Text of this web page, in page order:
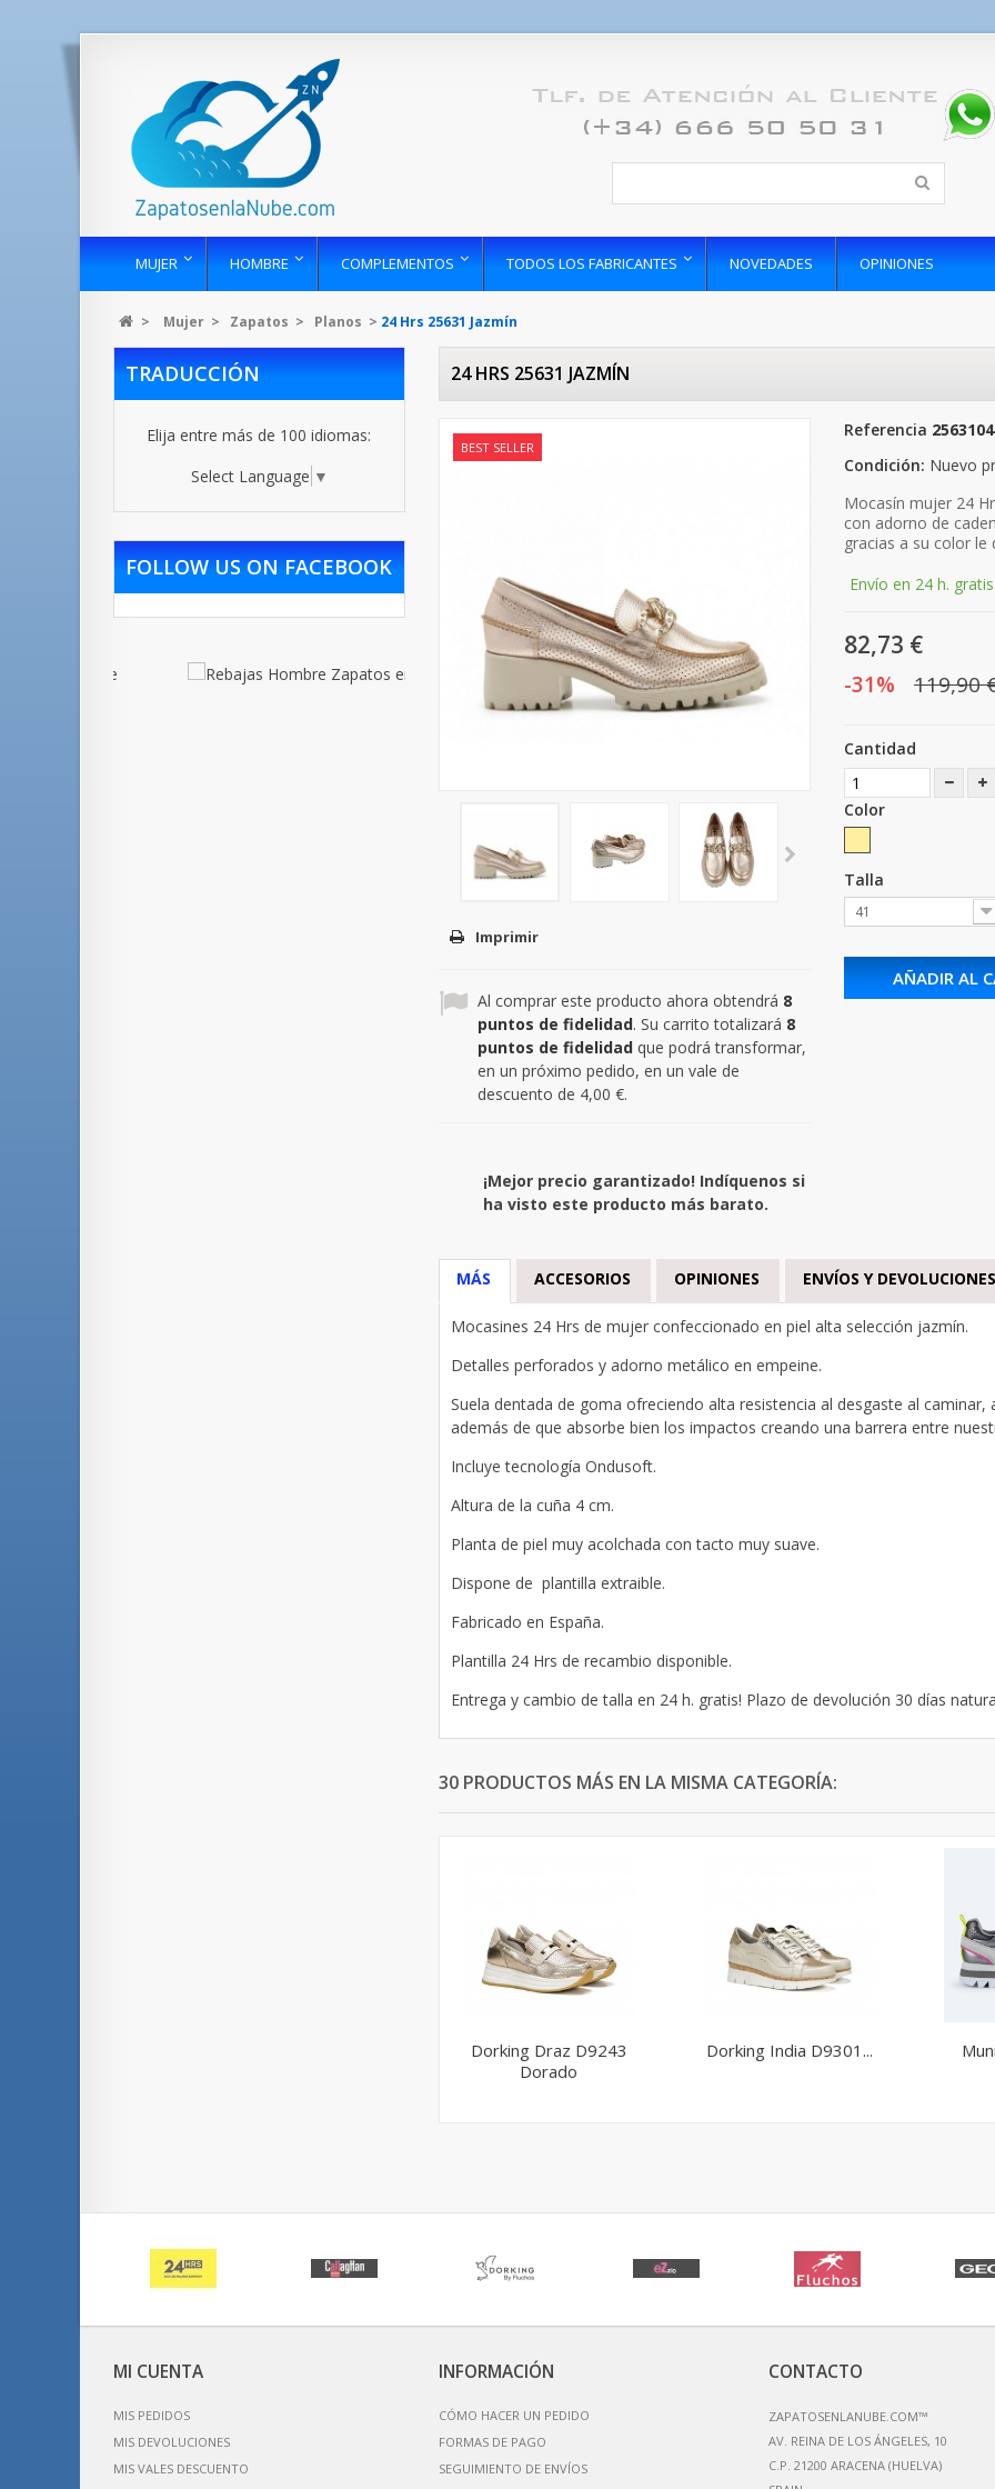
MUJER HOMBRE COMPLEMENTOS TODOS LOS FABRICANTES NOVEDADES OPINIONES
> Mujer > Zapatos > Planos > 24 Hrs 25631 Jazmín
TRADUCCIÓN
Elija entre más de 100 idiomas:
Select Language ▼
FOLLOW US ON FACEBOOK
24 HRS 25631 JAZMÍN
BEST SELLER
Imprimir
Al comprar este producto ahora obtendrá 8
puntos de fidelidad. Su carrito totalizará 8
puntos de fidelidadque podrá transformar,
en un próximo pedido, en un vale de
descuento de 4,00 €.
¡Mejor precio garantizado! Indíquenos si
ha visto este producto más barato.
Referencia
Condición: Nuevo
Mocasín mujer 24
con adorno de
gracias a su color
Envío en 24 h.
82,73 €
-31% 119,90
Cantidad
Color
Talla
41
AÑADIR AL
MÁS ACCESORIOS OPINIONES ENVÍOS Y DEVOLUCIONES
Mocasines 24 Hrs de mujerconfeccionado en piel alta selección jazmín.
Detalles perforados y adorno metálico en empeine.
Suela dentada de goma ofreciendo alta resistencia al desgaste al
además de que absorbe bien los impactos creando una barrera entre
Incluye tecnología Ondusoft.
Altura de la cuña 4 cm.
Planta de piel muy acolchada con tacto muy suave.
Dispone de plantilla extraible.
Fabricado en España.
Plantilla 24 Hrs de recambio disponible.
Entrega y cambio de talla en 24 h. gratis! Plazo de devolución 30 días
30 PRODUCTOS MÁS EN LA MISMA CATEGORÍA:
Dorking Draz D9243
Dorado
Dorking India D9301...
MI CUENTA
MIS PEDIDOS
MIS DEVOLUCIONES
MIS VALES DESCUENTO
INFORMACIÓN
CÓMO HACER UN PEDIDO
FORMAS DE PAGO
SEGUIMIENTO DE ENVÍOS
CONTACTO
ZAPATOSENLANUBE.COM™
AV. REINA DE LOS ÁNGELES, 10
C.P. 21200 ARACENA (HUELVA)